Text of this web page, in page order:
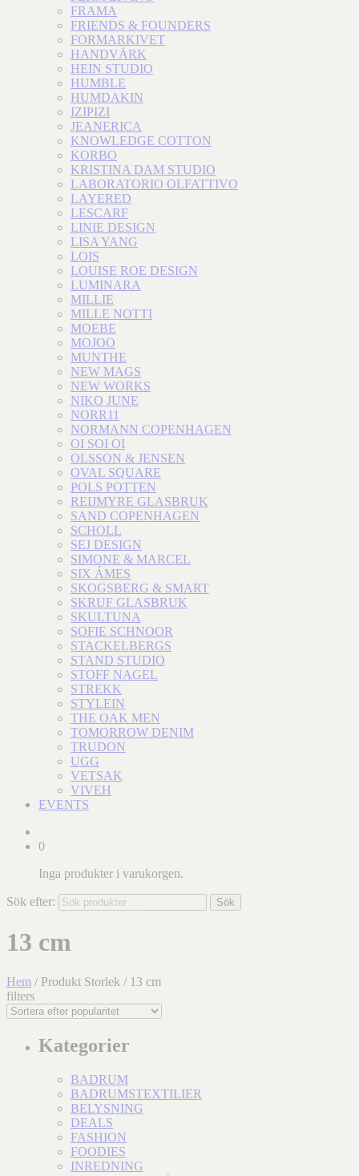
FRAMA
FRIENDS & FOUNDERS
FORMARKIVET
HANDVÄRK
HEIN STUDIO
HUMBLE
HUMDAKIN
IZIPIZI
JEANERICA
KNOWLEDGE COTTON
KORBO
KRISTINA DAM STUDIO
LABORATORIO OLFATTIVO
LAYERED
LESCARF
LINIE DESIGN
LISA YANG
LOIS
LOUISE ROE DESIGN
LUMINARA
MILLIE
MILLE NOTTI
MOEBE
MOJOO
MUNTHE
NEW MAGS
NEW WORKS
NIKO JUNE
NORR11
NORMANN COPENHAGEN
OI SOI OI
OLSSON & JENSEN
OVAL SQUARE
POLS POTTEN
REIJMYRE GLASBRUK
SAND COPENHAGEN
SCHOLL
SEJ DESIGN
SIMONE & MARCEL
SIX ÁMES
SKOGSBERG & SMART
SKRUF GLASBRUK
SKULTUNA
SOFIE SCHNOOR
STACKELBERGS
STAND STUDIO
STOFF NAGEL
STREKK
STYLEIN
THE OAK MEN
TOMORROW DENIM
TRUDON
UGG
VETSAK
VIVEH
EVENTS
0
Inga produkter i varukorgen.
Sök efter: Sök
13 cm
Hem / Produkt Storlek / 13 cm
filters
Kategorier
BADRUM
BADRUMSTEXTILIER
BELYSNING
DEALS
FASHION
FOODIES
INREDNING